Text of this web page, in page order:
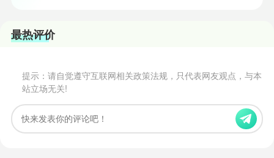
最热评价
提示：请自觉遵守互联网相关政策法规，只代表网友观点，与本
站立场无关!